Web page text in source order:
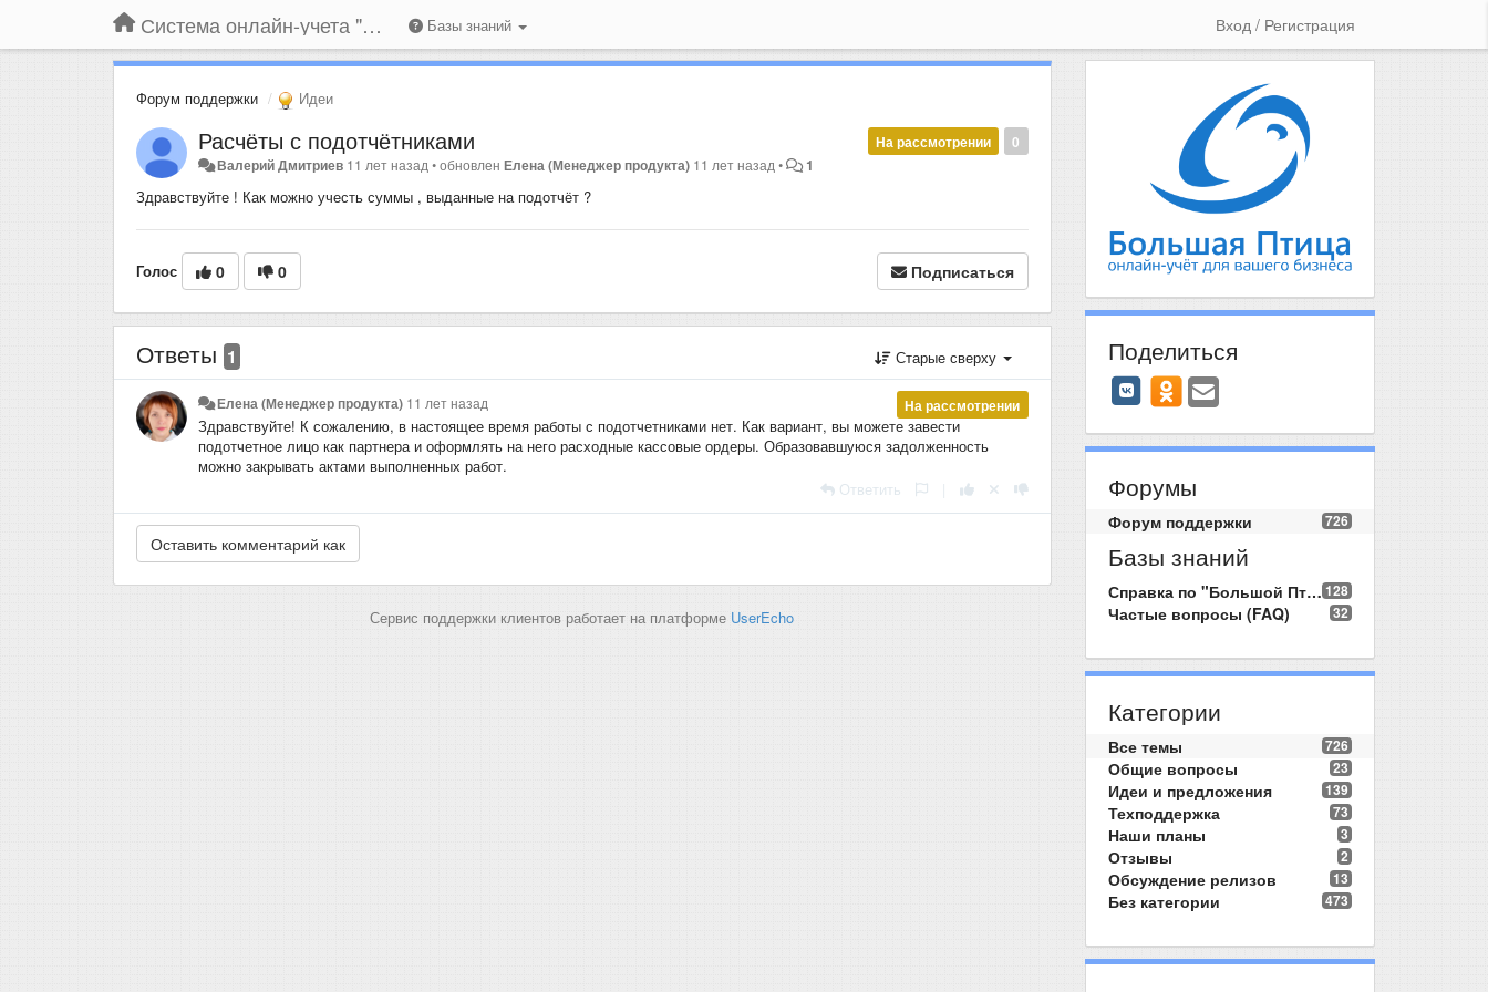
Система онлайн-учета "Большая Птица" Базы знаний Вход / Регистрация
Форум поддержки Идеи
0
На рассмотрении
Расчёты с подотчётниками
Валерий Дмитриев 11 лет назад •обновленЕлена (Менеджер продукта) 11 лет назад • 1
Здравствуйте ! Как можно учесть суммы , выданные на подотчёт ?
Голос 0 0 Подписаться
Ответы 1 Старые сверху
На рассмотрении
Елена (Менеджер продукта) 11 лет назад
Здравствуйте! К сожалению, в настоящее время работы с подотчетниками нет. Как вариант, вы можете завести
подотчетное лицо как партнера и оформлять на него расходные кассовые ордеры. Образовавшуюся задолженность
можно закрывать актами выполненных работ.
Ответить
Сервис поддержки клиентов работает на платформе UserEcho
Поделиться
Форумы
726
Форум поддержки
Базы знаний
128
Справка по "Большой Птице"
32
Частые вопросы (FAQ)
Категории
726
Все темы
23
Общие вопросы
139
Идеи и предложения
73
Техподдержка
3
Наши планы
2
Отзывы
13
Обсуждение релизов
473
Без категории